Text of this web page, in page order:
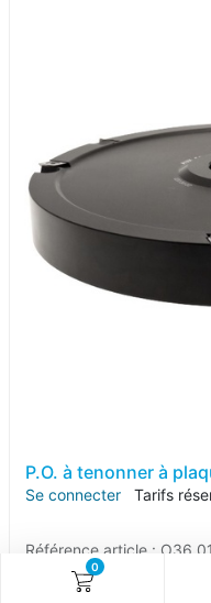
0
Se connecter Tarifs
Référence article :